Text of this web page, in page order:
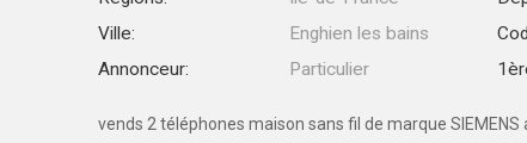
Ville:
Enghien les bains
Annonceur:
Particulier
vends 2 téléphones maison sans fil de marque